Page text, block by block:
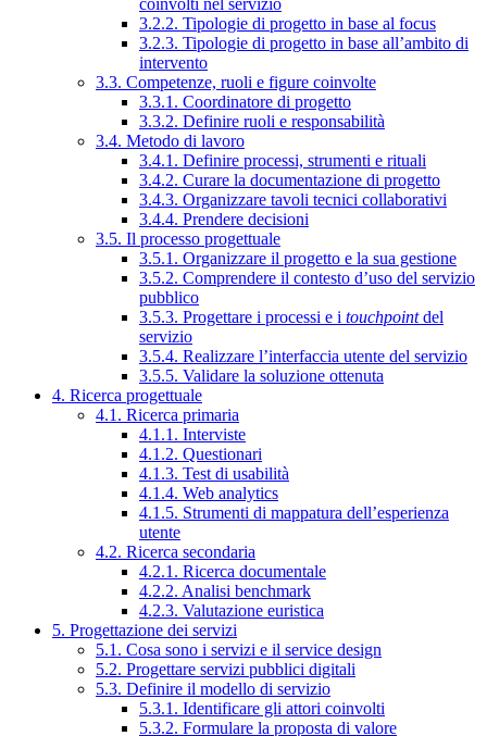
coinvolti nel servizio
3.2.2. Tipologie di progetto in base al focus
3.2.3. Tipologie di progetto in base all’ambito di
intervento
3.3. Competenze, ruoli e figure coinvolte
3.3.1. Coordinatore di progetto
3.3.2. Definire ruoli e responsabilità
3.4. Metodo di lavoro
3.4.1. Definire processi, strumenti e rituali
3.4.2. Curare la documentazione di progetto
3.4.3. Organizzare tavoli tecnici collaborativi
3.4.4. Prendere decisioni
3.5. Il processo progettuale
3.5.1. Organizzare il progetto e la sua gestione
3.5.2. Comprendere il contesto d’uso del servizio
pubblico
3.5.3. Progettare i processi e i touchpointdel
servizio
3.5.4. Realizzare l’interfaccia utente del servizio
3.5.5. Validare la soluzione ottenuta
4. Ricerca progettuale
4.1. Ricerca primaria
4.1.1. Interviste
4.1.2. Questionari
4.1.3. Test di usabilità
4.1.4. Web analytics
4.1.5. Strumenti di mappatura dell’esperienza
utente
4.2. Ricerca secondaria
4.2.1. Ricerca documentale
4.2.2. Analisi benchmark
4.2.3. Valutazione euristica
5. Progettazione dei servizi
5.1. Cosa sono i servizi e il service design
5.2. Progettare servizi pubblici digitali
5.3. Definire il modello di servizio
5.3.1. Identificare gli attori coinvolti
5.3.2. Formulare la proposta di valore